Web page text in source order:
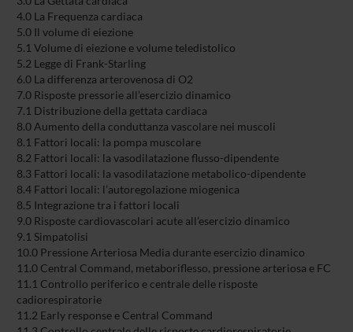
4.0 La Frequenza cardiaca
5.0 Il volume di eiezione
5.1 Volume di eiezione e volume teledistolico
5.2 Legge di Frank-Starling
6.0 La differenza arterovenosa di O2
7.0 Risposte pressorie all’esercizio dinamico
7.1 Distribuzione della gettata cardiaca
8.0 Aumento della conduttanza vascolare nei muscoli
8.1 Fattori locali: la pompa muscolare
8.2 Fattori locali: la vasodilatazione flusso-dipendente
8.3 Fattori locali: la vasodilatazione metabolico-dipendente
8.4 Fattori locali: l’autoregolazione miogenica
8.5 Integrazione tra i fattori locali
9.0 Risposte cardiovascolari acute all’esercizio dinamico
9.1 Simpatolisi
10.0 Pressione Arteriosa Media durante esercizio dinamico
11.0 Central Command, metaboriflesso, pressione arteriosa e FC
11.1 Controllo periferico e centrale delle risposte
cadiorespiratorie
11.2 Early response e Central Command